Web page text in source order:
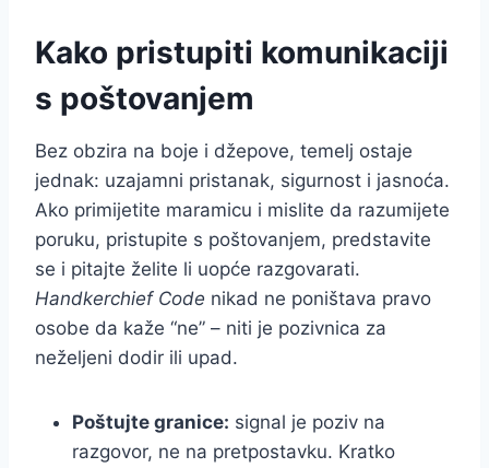
Kako pristupiti komunikaciji
s poštovanjem
Bez obzira na boje i džepove, temelj ostaje
jednak: uzajamni pristanak, sigurnost i jasnoća.
Ako primijetite maramicu i mislite da razumijete
poruku, pristupite s poštovanjem, predstavite
se i pitajte želite li uopće razgovarati.
Handkerchief Code nikad ne poništava pravo
osobe da kaže “ne” – niti je pozivnica za
neželjeni dodir ili upad.
Poštujte granice: signal je poziv na
razgovor, ne na pretpostavku. Kratko